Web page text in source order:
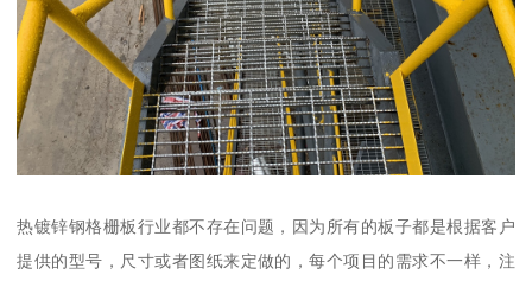
热镀锌钢格栅板行业都不存在问题，因为所有的板子都是根据客户
提供的型号，尺寸或者图纸来定做的，每个项目的需求不一样，注